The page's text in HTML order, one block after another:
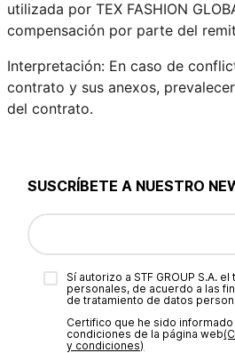
utilizada por TEX FASHION
compensación por parte del
Interpretación: En caso de
contrato y sus anexos,
del contrato.
SUSCRÍBETE A NUESTRO
Sí autorizo a STF GROUP S.A.
personales, de acuerdo a las
de tratamiento de datos
Certifico que he sido
condiciones de la página web‎
y condiciones)